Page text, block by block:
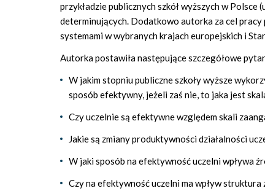
przykładzie publicznych szkół wyższych w
determinujących. Dodatkowo autorka za cel
systemami w wybranych krajach europejskich i
Autorka postawiła następujące szczegółowe
W jakim stopniu publiczne szkoły wyższe
sposób efektywny, jeżeli zaś nie, to jaka jest
Czy uczelnie są efektywne względem skali
Jakie są zmiany produktywności działalności
W jaki sposób na efektywność uczelni wpływa
Czy na efektywność uczelni ma wpływ